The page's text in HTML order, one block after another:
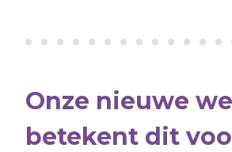
Onze nieuwe
betekent dit